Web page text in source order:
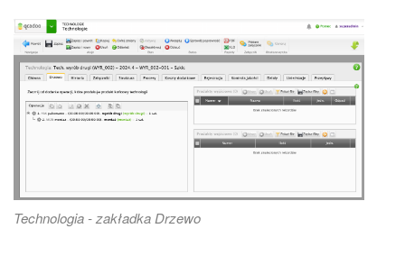
Technologia - zakładka Drzewo